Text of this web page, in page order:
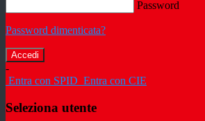
Password
Password dimenticata?
-
Entra con SPID Entra con CIE
Seleziona utente